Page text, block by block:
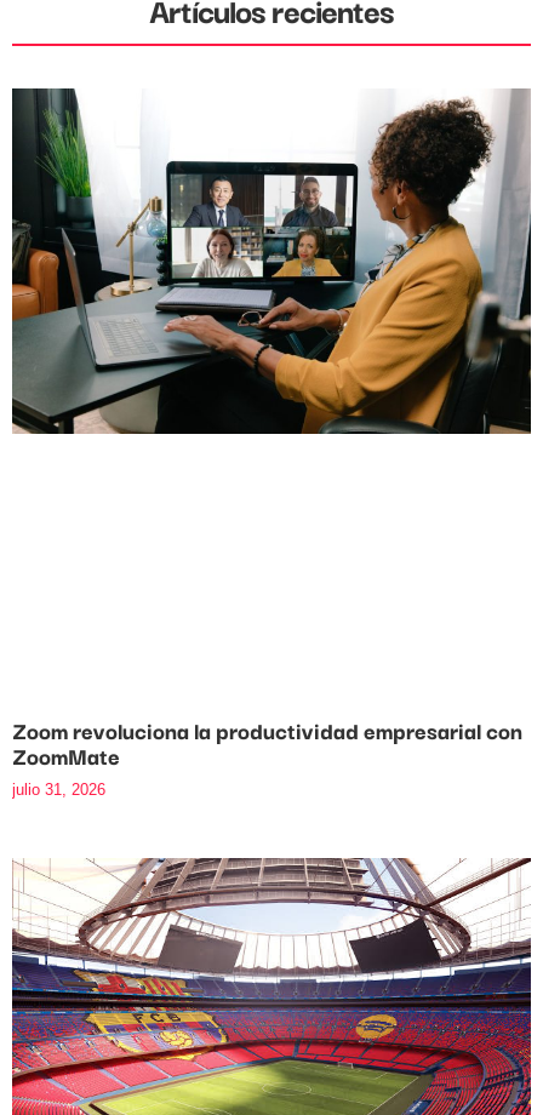
Zoom revoluciona la productividad empresarial con
ZoomMate
julio 31, 2026